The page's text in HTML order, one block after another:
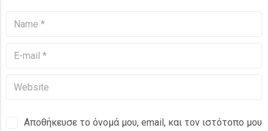
Αποθήκευσε το όνομά μου, email, και τον ιστότοπο μου